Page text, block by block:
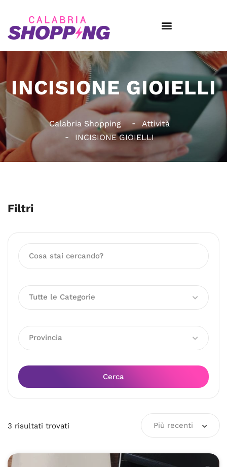
INCISIONE GIOIELLI
Calabria Shopping
Attività
INCISIONE GIOIELLI
Filtri
Tutte le Categorie
Provincia
Cerca
3 risultati trovati Più recenti